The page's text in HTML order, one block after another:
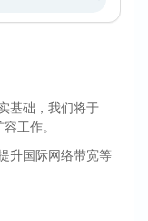
基础，我们将于
工作。
升国际网络带宽等